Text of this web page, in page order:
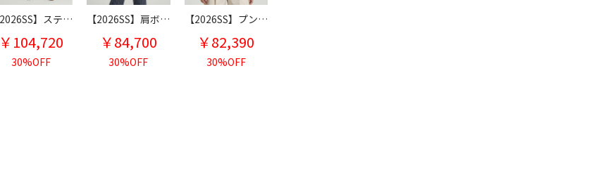
【2026SS】ステッチ ノースリーブワンピース
￥104,720
30%OFF
【2026SS】肩ボールチェーン装飾 コットン フレンチスリーブ ニット
￥84,700
30%OFF
【2026SS】プントルーチェ フレンチスリーブ スキッパー麻綿ニット
￥82,390
30%OFF